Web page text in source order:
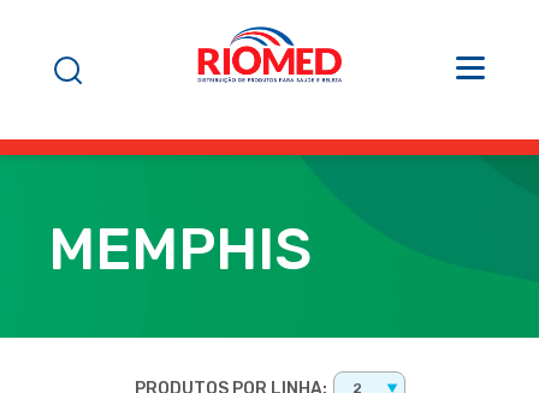
MEMPHIS
PRODUTOS POR LINHA: 2